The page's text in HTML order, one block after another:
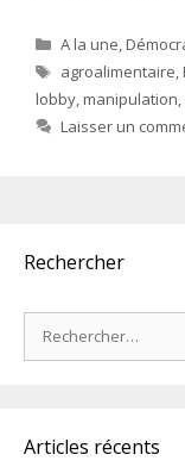
Catégories
A la une,
Étiquettes
agroalimentaire,
lobby,manipulation,
Laisser un
Rechercher
Articles récents